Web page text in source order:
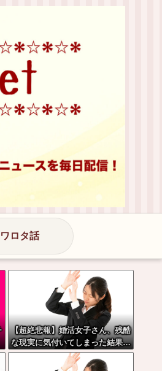
ワロタ話
【超絶悲報】婚活女子さん、残酷
な現実に気付いてしまった結果…